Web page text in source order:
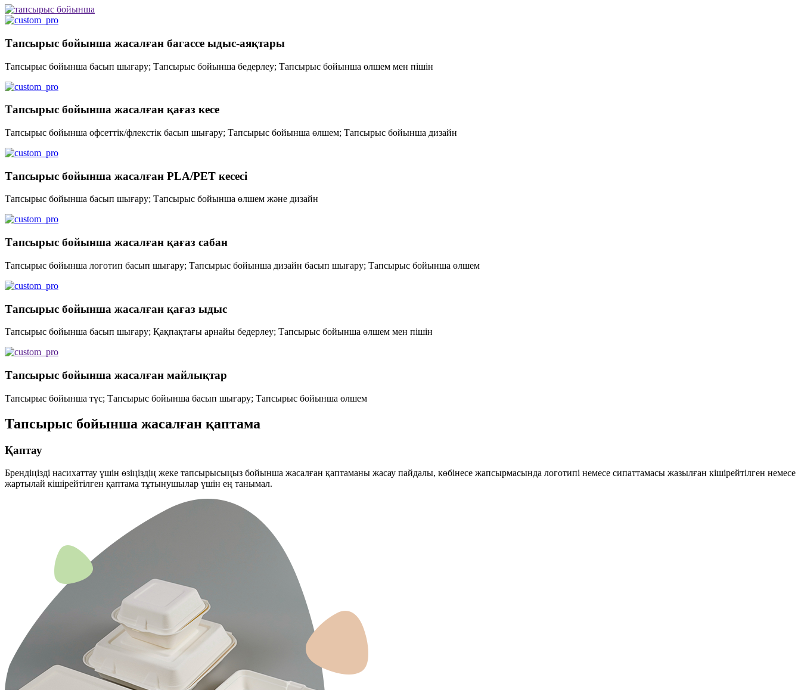
Тапсырыс бойынша жасалған багассе ыдыс-аяқтары
Тапсырыс бойынша басып шығару; Тапсырыс бойынша бедерлеу; Тапсырыс бойынша өлшем мен пішін
Тапсырыс бойынша жасалған қағаз кесе
Тапсырыс бойынша офсеттік/флекстік басып шығару; Тапсырыс бойынша өлшем; Тапсырыс бойынша дизайн
Тапсырыс бойынша жасалған PLA/PET кесесі
Тапсырыс бойынша басып шығару; Тапсырыс бойынша өлшем және дизайн
Тапсырыс бойынша жасалған қағаз сабан
Тапсырыс бойынша логотип басып шығару; Тапсырыс бойынша дизайн басып шығару; Тапсырыс бойынша өлшем
Тапсырыс бойынша жасалған қағаз ыдыс
Тапсырыс бойынша басып шығару; Қақпақтағы арнайы бедерлеу; Тапсырыс бойынша өлшем мен пішін
Тапсырыс бойынша жасалған майлықтар
Тапсырыс бойынша түс; Тапсырыс бойынша басып шығару; Тапсырыс бойынша өлшем
Тапсырыс бойынша жасалған қаптама
Қаптау
Брендіңізді насихаттау үшін өзіңіздің жеке тапсырысыңыз бойынша жасалған қаптаманы жасау пайдалы, көбінесе жапсырмасында логотипі немесе сипаттамасы жазылған кішірейтілген немесе
жартылай кішірейтілген қаптама тұтынушылар үшін ең танымал.